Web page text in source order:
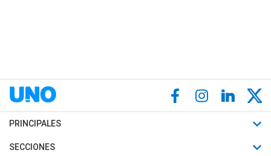
PRINCIPALES
Últimas Noticias
SECCIONES